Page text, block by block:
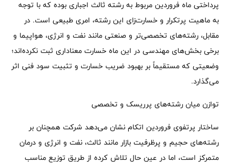
پرداختی ماه فروردین مربوط به رشته ثالث اجباری بوده که با توجه
به ماهیت پرتکرار و خسارت‌زای این رشته، امری طبیعی است. در
مقابل، رشته‌های تخصصی‌تر و صنعتی مانند نفت و انرژی، هواپیما و
برخی بخش‌های مهندسی در این ماه خسارت معناداری ثبت نکرده‌اند؛
وضعیتی که مستقیماً بر بهبود ضریب خسارت و تثبیت سود فنی اثر
می‌گذارد.
توازن میان رشته‌های پرریسک و تخصصی
ساختار پرتفوی فروردین اتکام نشان می‌دهد شرکت همچنان بر
رشته‌های حجیم و پرظرفیت بازار مانند ثالث، نفت و انرژی و درمان
متمرکز است، اما در عین حال تلاش کرده از طریق توزیع مناسب